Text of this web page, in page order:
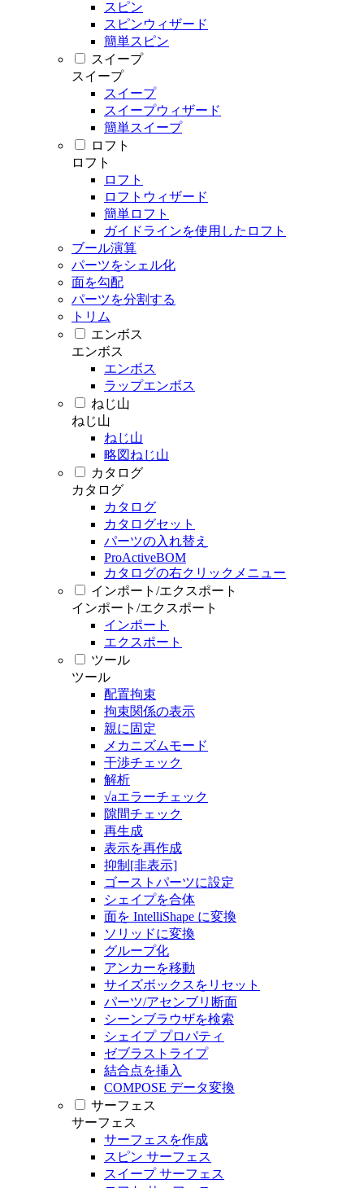
スピン
スピンウィザード
簡単スピン
スイープ
スイープ
スイープ
スイープウィザード
簡単スイープ
ロフト
ロフト
ロフト
ロフトウィザード
簡単ロフト
ガイドラインを使用したロフト
ブール演算
パーツをシェル化
面を勾配
パーツを分割する
トリム
エンボス
エンボス
エンボス
ラップエンボス
ねじ山
ねじ山
ねじ山
略図ねじ山
カタログ
カタログ
カタログ
カタログセット
パーツの入れ替え
ProActiveBOM
カタログの右クリックメニュー
インポート/エクスポート
インポート/エクスポート
インポート
エクスポート
ツール
ツール
配置拘束
拘束関係の表示
親に固定
メカニズムモード
干渉チェック
解析
√aエラーチェック
隙間チェック
再生成
表示を再作成
抑制[非表示]
ゴーストパーツに設定
シェイプを合体
面を IntelliShape に変換
ソリッドに変換
グループ化
アンカーを移動
サイズボックスをリセット
パーツ/アセンブリ断面
シーンブラウザを検索
シェイプ プロパティ
ゼブラストライプ
結合点を挿入
COMPOSE データ変換
サーフェス
サーフェス
サーフェスを作成
スピン サーフェス
スイープ サーフェス